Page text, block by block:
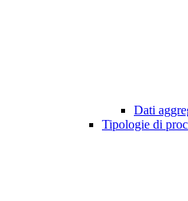
Dati
Tipologie di